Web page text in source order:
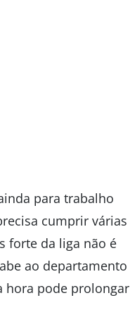
para trabalho
cumprir várias
forte da liga não é
ao departamento
hora pode prolongar